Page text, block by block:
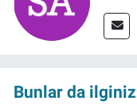
Bunlar da